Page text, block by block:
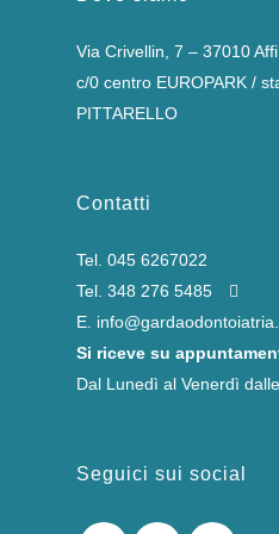
Via Crivellin, 7 – 37010 Affi
c/0 centro EUROPARK /
PITTARELLO
Contatti
Tel. 045 6267022
Tel. 348 276 5485
E.
Si riceve su
Dal Lunedì al Venerdì
Seguici sui social